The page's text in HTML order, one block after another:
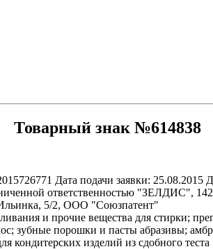
Товарный знак №614838
Дата подачи заявки: 25.08.2015
ответственностью "ЗЕЛДИС",
5/2, ООО "Союзпатент"
и прочие вещества для стирки;
зубные порошки и пасты абразивы;
кондитерских изделий из сдобного